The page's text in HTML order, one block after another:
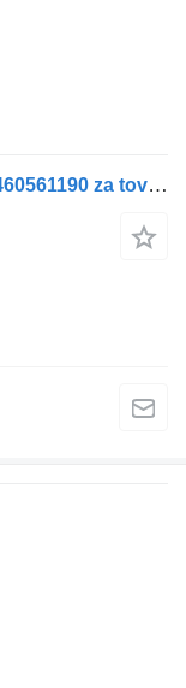
Daljinski upravljalnik za vzmetenje 4460561190 za tovornjak IVECO Stralis